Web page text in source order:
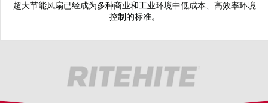
超大节能风扇已经成为多种商业和工业环境中低成本、高效率环境
控制的标准。